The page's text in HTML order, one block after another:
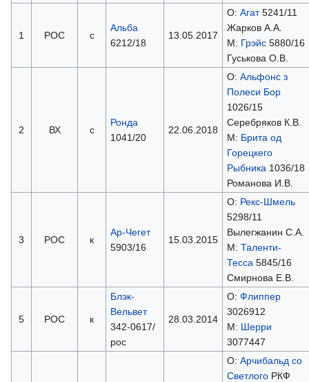
1 РОС с
Альба
6212/18
13.05.2017
О: Агат5241/11
Жарков А.А.
М: Грэйс5880/16
Гуськова О.В.
2 ВХ с
Ронда
1041/20
22.06.2018
О: Альфонс з
Полеси Бор
1026/15
Серебряков К.В.
М: Брита од
Горецкего
Рыбника 1036/18
Романова И.В.
3 РОС к
Ар-Чегет
5903/16
15.03.2015
О: Рекс-Шмель
5298/11
Вылегжанин С.А.
М: Таленти-
Тесса 5845/16
Смирнова Е.В.
5 РОС к
Блэк-
Вельвет
342-0617/
рос
28.03.2014
О: Флиппер
3026912
М: Шерри
3077447
О: Арчибальд со
СветлогоРКФ